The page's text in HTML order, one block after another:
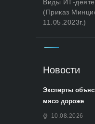
Виды ИТ-
(Приказ
11.05.2023г.)
Новости
Эксперты
мясо дороже
10.08.2026